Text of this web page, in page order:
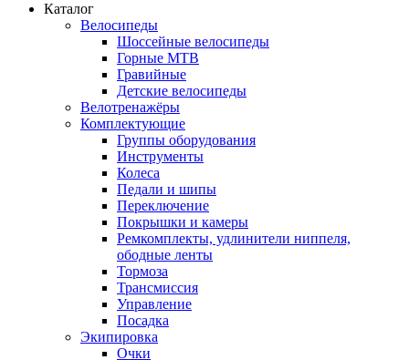
Каталог
Велосипеды
Шоссейные велосипеды
Горные МTB
Гравийные
Детские велосипеды
Велотренажёры
Комплектующие
Группы оборудования
Инструменты
Колеса
Педали и шипы
Переключение
Покрышки и камеры
Ремкомплекты, удлинители ниппеля,
ободные ленты
Тормоза
Трансмиссия
Управление
Посадка
Экипировка
Очки